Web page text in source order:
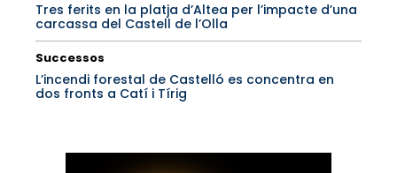
Tres ferits en la platja d’Altea per l’impacte d’una
carcassa del Castell de l’Olla
Successos
L’incendi forestal de Castelló es concentra en
dos fronts a Catí i Tírig